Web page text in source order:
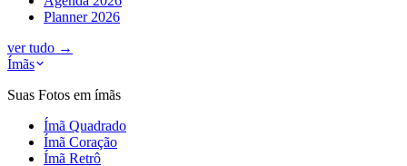
Planner 2026
ver tudo →
Ímãs
Suas Fotos em ímãs
Ímã Quadrado
Ímã Coração
Ímã Retrô